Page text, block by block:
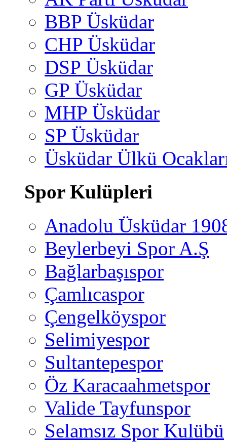
BBP Üsküdar
CHP Üsküdar
DSP Üsküdar
GP Üsküdar
MHP Üsküdar
SP Üsküdar
Üsküdar Ülkü
Spor Kulüpleri
Anadolu Üsküdar
Beylerbeyi Spor A.Ş
Bağlarbaşıspor
Çamlıcaspor
Çengelköyspor
Selimiyespor
Sultantepespor
Öz Karacaahmetspor
Valide Tayfunspor
Selamsız Spor Kulübü